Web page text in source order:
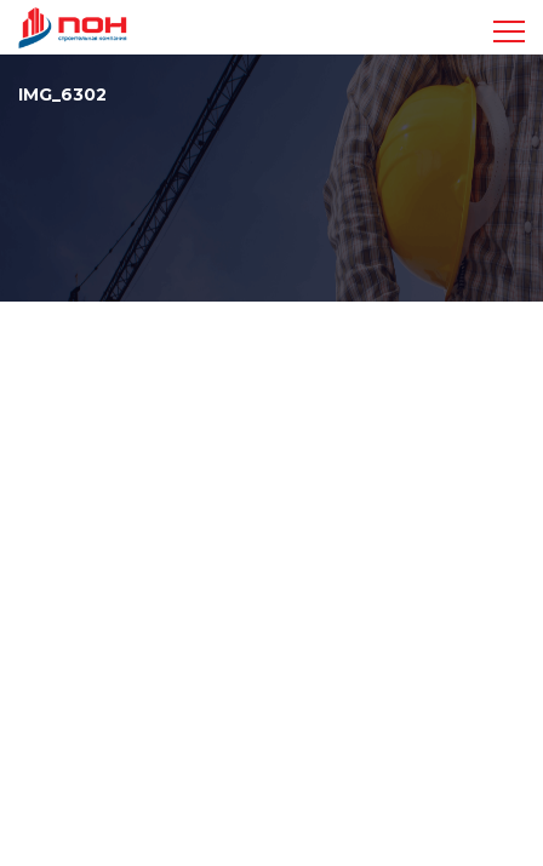
Достижения
Команда
IMG_6302